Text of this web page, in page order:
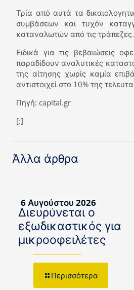
Τρία από αυτά τα
συμβάσεων και τυχόν
καταναλωτών από τις τράπεζες.
Ειδικά για τις βεβαιώσεις
παραδίδουν αναλυτικές
της αίτησης χωρίς καμία
αντιστοιχεί στο 10% της
Πηγή: capital.gr
[:]
Άλλα άρθρα
6 Αυγούστου 2026
Διευρύνεται ο
εξωδικαστικός για
μικροοφειλέτες
Περισσότερα